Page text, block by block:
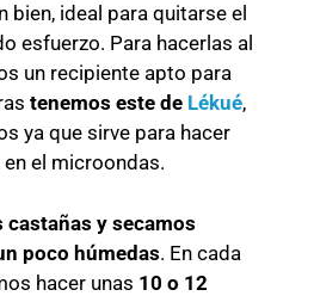
bien, ideal para quitarse el
esfuerzo. Para hacerlas al
un recipiente apto para
tenemos este de Lékué,
ya que sirve para hacer
el microondas.
castañas y secamos
poco húmedas. En cada
hacer unas 10 o 12